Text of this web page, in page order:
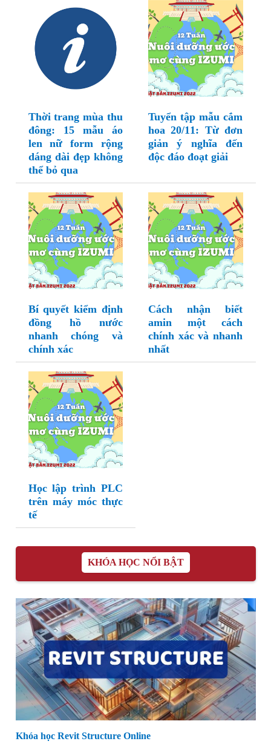
Thời trang mùa thu
đông: 15 mẫu áo
len nữ form rộng
dáng dài đẹp không
thể bỏ qua
Tuyển tập mẫu cắm
hoa 20/11: Từ đơn
giản ý nghĩa đến
độc đáo đoạt giải
Bí quyết kiểm định
đồng hồ nước
nhanh chóng và
chính xác
Cách nhận biết
amin một cách
chính xác và nhanh
nhất
Học lập trình PLC
trên máy móc thực
tế
KHÓA HỌC NỔI BẬT
Khóa học Revit Structure Online